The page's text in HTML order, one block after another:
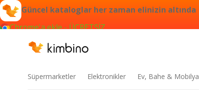
Güncel kataloglar her zaman elinizin altında
Chrome'a ekle - ÜCRETSİZ
Süpermarketler Elektronikler Ev, Bahe & Mobilya